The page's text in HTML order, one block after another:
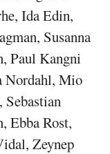
Ida Edin,
Susanna
Paul Kangni
Nordahl, Mio
Ebba Rost,
Zeynep